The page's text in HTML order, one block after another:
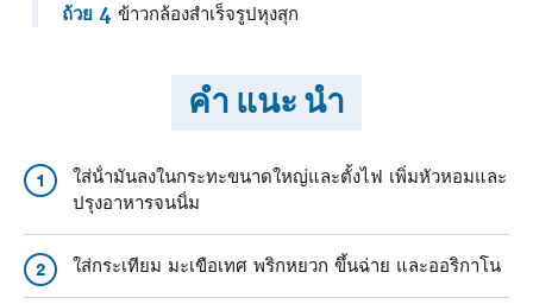
ถ้วย 4 ข้าวกล้องสําเร็จรูปหุงสุก
คำ แนะ นำ
1
ใส่น้ํามันลงในกระทะขนาดใหญ่และตั้งไฟ เพิ่มหัวหอมและ
ปรุงอาหารจนนิ่ม
2 ใส่กระเทียม มะเขือเทศ พริกหยวก ขึ้นฉ่าย และออริกาโน